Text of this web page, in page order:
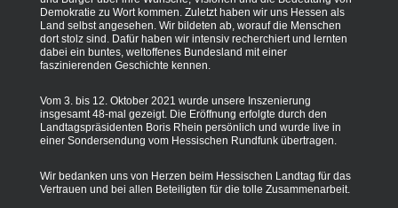
Demokratie zu Wort kommen. Zuletzt haben wir uns Hessen als
Land selbst angesehen. Wir bildeten ab, worauf die Menschen
dort stolz sind. Dafür haben wir intensiv recherchiert und lernten
dabei ein buntes, weltoffenes Bundesland mit einer
faszinierenden Geschichte kennen.
Vom 3. bis 12. Oktober 2021 wurde unsere Inszenierung
insgesamt 48-mal gezeigt. Die Eröffnung erfolgte durch den
Landtagspräsidenten Boris Rhein persönlich und wurde live in
einer Sondersendung vom Hessischen Rundfunk übertragen.
Wir bedanken uns von Herzen beim Hessischen Landtag für das
Vertrauen und bei allen Beteiligten für die tolle Zusammenarbeit.